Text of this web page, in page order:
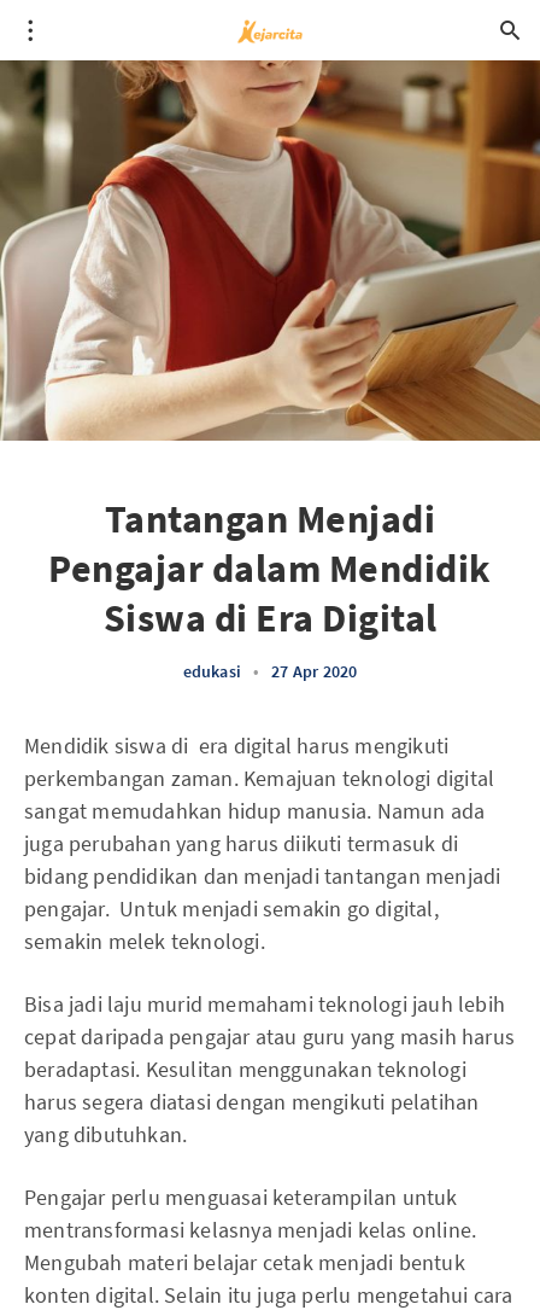
Tantangan Menjadi
Pengajar dalam Mendidik
Siswa di Era Digital
edukasi • 27 Apr 2020
Mendidik siswa di era digital harus mengikuti
perkembangan zaman. Kemajuan teknologi digital
sangat memudahkan hidup manusia. Namun ada
juga perubahan yang harus diikuti termasuk di
bidang pendidikan dan menjadi tantangan menjadi
pengajar. Untuk menjadi semakin go digital,
semakin melek teknologi.
Bisa jadi laju murid memahami teknologi jauh lebih
cepat daripada pengajar atau guru yang masih harus
beradaptasi. Kesulitan menggunakan teknologi
harus segera diatasi dengan mengikuti pelatihan
yang dibutuhkan.
Pengajar perlu menguasai keterampilan untuk
mentransformasi kelasnya menjadi kelas online.
Mengubah materi belajar cetak menjadi bentuk
konten digital. Selain itu juga perlu mengetahui cara